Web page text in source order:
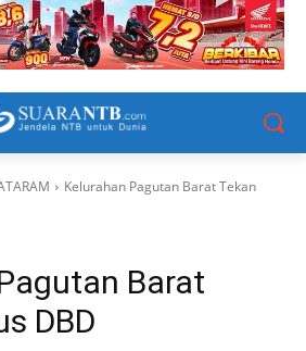
Kelurahan Pagutan Barat Tekan
Barat
DBD